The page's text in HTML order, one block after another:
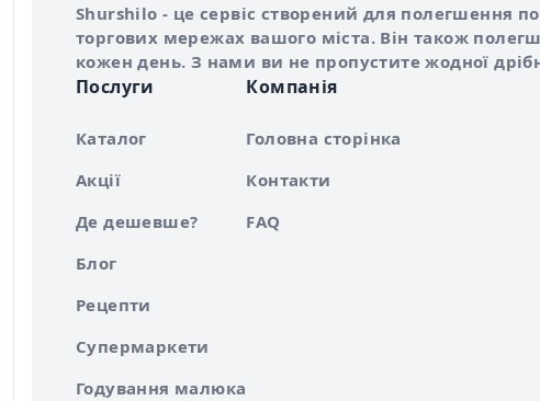
Про сервіс Shurshilo
Shurshilo - це сервіс створений для полегшення
торгових мережах вашого міста. Він також
кожен день. З нами ви не пропустите жодної
Послуги
Каталог
Акції
Де дешевше?
Блог
Рецепти
Супермаркети
Годування малюка
Компанія
Головна сторінка
Контакти
FAQ